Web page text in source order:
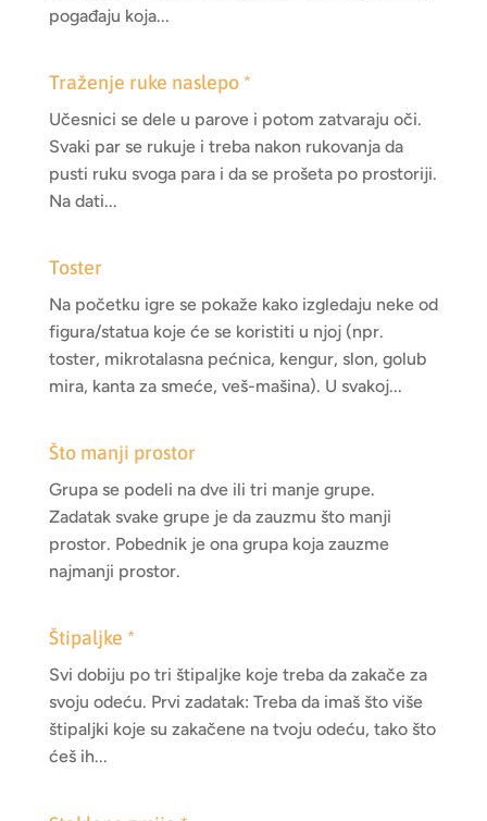
pogađaju koja...
Traženje ruke naslepo *
Učesnici se dele u parove i potom zatvaraju oči.
Svaki par se rukuje i treba nakon rukovanja da
pusti ruku svoga para i da se prošeta po prostoriji.
Na dati...
Toster
Na početku igre se pokaže kako izgledaju neke od
figura/statua koje će se koristiti u njoj (npr.
toster, mikrotalasna pećnica, kengur, slon, golub
mira, kanta za smeće, veš-mašina). U svakoj...
Što manji prostor
Grupa se podeli na dve ili tri manje grupe.
Zadatak svake grupe je da zauzmu što manji
prostor. Pobednik je ona grupa koja zauzme
najmanji prostor.
Štipaljke *
Svi dobiju po tri štipaljke koje treba da zakače za
svoju odeću. Prvi zadatak: Treba da imaš što više
štipaljki koje su zakačene na tvoju odeću, tako što
ćeš ih...